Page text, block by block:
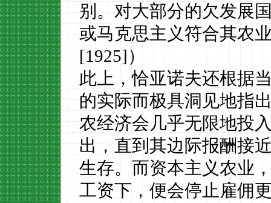
别。对大部分的欠发展
或马克思主义符合其农
[1925]）
此上，恰亚诺夫还根据
的实际而极具洞见地指
农经济会几乎无限地投
出，直到其边际报酬接
生存。而资本主义农业
工资下，便会停止雇佣